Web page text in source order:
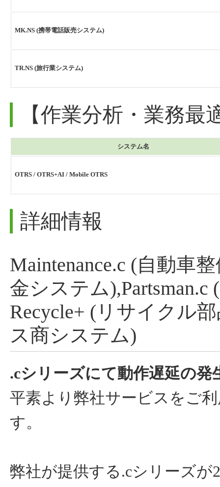
MK.NS (携帯電話販売システム)
TR.NS (旅行業システム)
【作業分析・業務
システム名
OTRS / OTRS+AI / Mobile OTRS
詳細情報
Maintenance.c (自動車
金システム),Partsman.c
Recycle+ (リサイクル
ス商システム)
.cシリーズにて動作遅延の発
平素より弊社サービスをご
す。
弊社が提供する.cシリーズが